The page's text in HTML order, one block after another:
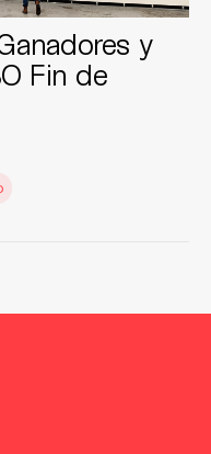
y
Fin de